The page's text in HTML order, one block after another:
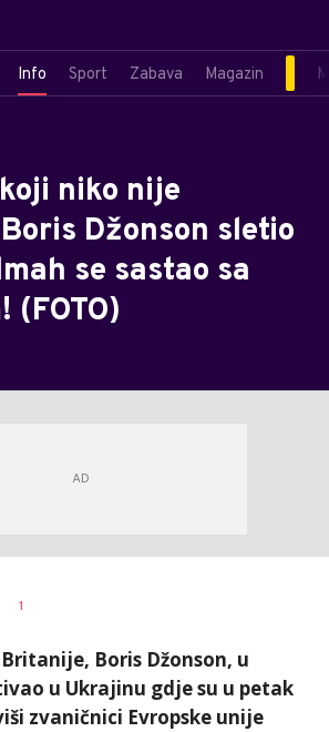
Info Sport Zabava Magazin
niko nije
Džonson sletio
se sastao sa
(FOTO)
1
Boris Džonson, u
u Ukrajinu gdje su u petak
zvaničnici Evropske unije